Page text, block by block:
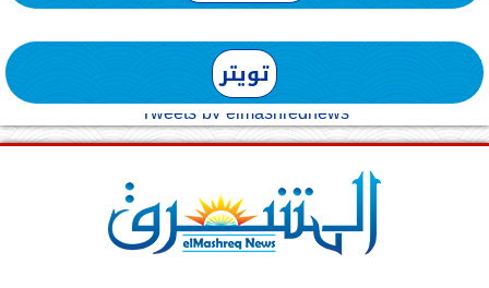
تويتر
Tweets by elmashreqnews